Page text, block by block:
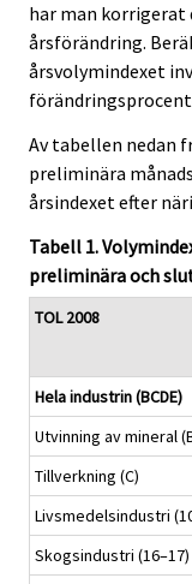
har man
årsförändring.
årsvolymindexet
Av tabellen nedan
preliminära
årsindexet efter
Tabell 1.
preliminära och
TOL 2008
Hela industrin (BCDE)
Utvinning av mineral
Tillverkning (C)
Livsmedelsindustri
Skogsindustri (16–17)